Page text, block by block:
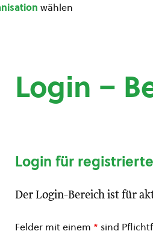
wählen
Login –
Login für
Der Login-Bereich ist für
Felder mit einem * sind